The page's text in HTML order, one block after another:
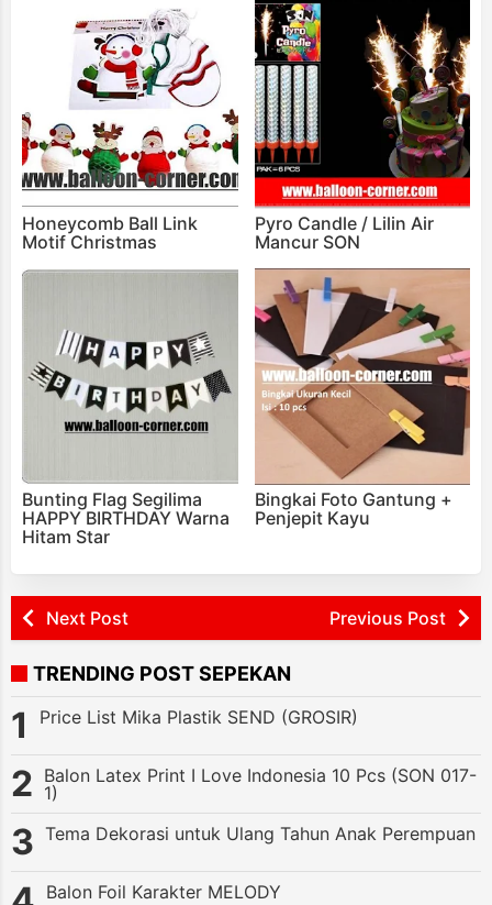
Honeycomb Ball Link
Motif Christmas
Pyro Candle / Lilin Air
Mancur SON
Bunting Flag Segilima
HAPPY BIRTHDAY Warna
Hitam Star
Bingkai Foto Gantung +
Penjepit Kayu
Next Post Previous Post
TRENDING POST SEPEKAN
Price List Mika Plastik SEND (GROSIR)
Balon Latex Print I Love Indonesia 10 Pcs (SON 017-
1)
Tema Dekorasi untuk Ulang Tahun Anak Perempuan
Balon Foil Karakter MELODY